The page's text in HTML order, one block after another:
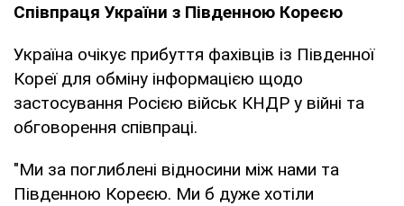
Співпраця України з Південною Кореєю
Україна очікує прибуття фахівців із Південної
Кореї для обміну інформацією щодо
застосування Росією військ КНДР у війні та
обговорення співпраці.
"Ми за поглиблені відносини між нами та
Південною Кореєю. Ми б дуже хотіли